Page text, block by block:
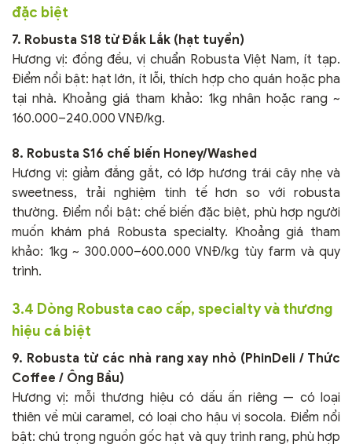
đặc biệt
7. Robusta S18 từ Đắk Lắk (hạt tuyển)
Hương vị: đồng đều, vị chuẩn Robusta Việt Nam, ít tạp.
Điểm nổi bật: hạt lớn, ít lỗi, thích hợp cho quán hoặc pha
tại nhà. Khoảng giá tham khảo: 1kg nhân hoặc rang ~
160.000–240.000 VNĐ/kg.
8. Robusta S16 chế biến Honey/Washed
Hương vị: giảm đắng gắt, có lớp hương trái cây nhẹ và
sweetness, trải nghiệm tinh tế hơn so với robusta
thường. Điểm nổi bật: chế biến đặc biệt, phù hợp người
muốn khám phá Robusta specialty. Khoảng giá tham
khảo: 1kg ~ 300.000–600.000 VNĐ/kg tùy farm và quy
trình.
3.4 Dòng Robusta cao cấp, specialty và thương
hiệu cá biệt
9. Robusta từ các nhà rang xay nhỏ (PhinDeli / Thức
Coffee / Ông Bầu)
Hương vị: mỗi thương hiệu có dấu ấn riêng — có loại
thiên về mùi caramel, có loại cho hậu vị socola. Điểm nổi
bật: chú trọng nguồn gốc hạt và quy trình rang, phù hợp